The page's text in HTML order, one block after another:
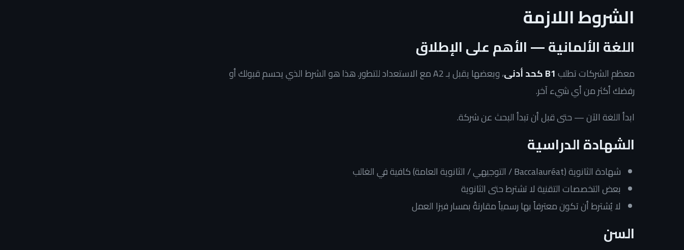
الشروط اللازمة
اللغة الألمانية — الأهم على الإطلاق
معظم الشركات تطلبB1 كحد أدنى
، وبعضها يقبل بـ A2 مع الاستعداد للتطور. هذا هو الشرط الذي يحسم قبولك أو
رفضك أكثر من أي شيء آخر.
ابدأ اللغة الآن — حتى قبل أن تبدأ البحث عن شركة.
الشهادة الدراسية
شهادة الثانوية (Baccalauréat / التوجيهي / الثانوية العامة) كافية في الغالب
بعض التخصصات التقنية لا تشترط حتى الثانوية
لا يُشترط أن تكون معترفاً بها رسمياً مقارنةً بمسار فيزا العمل
السن